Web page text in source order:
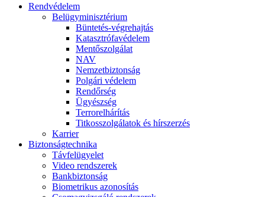
Rendvédelem
Belügyminisztérium
Büntetés-végrehajtás
Katasztrófavédelem
Mentőszolgálat
NAV
Nemzetbiztonság
Polgári védelem
Rendőrség
Ügyészség
Terrorelhárítás
Titkosszolgálatok és hírszerzés
Karrier
Biztonságtechnika
Távfelügyelet
Video rendszerek
Bankbiztonság
Biometrikus azonosítás